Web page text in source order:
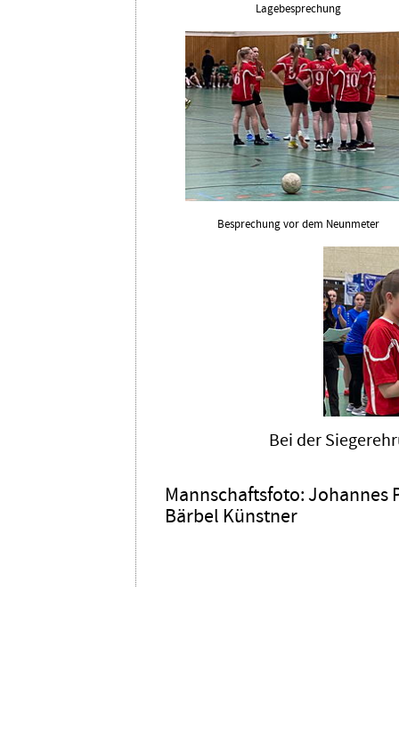
Lagebesprechung
Besprechung vor dem Neunmeter
Bei der
Mannschaftsfoto: Johannes
Bärbel Künstner